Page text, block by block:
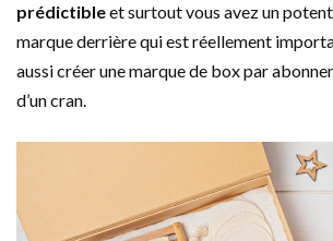
prédictibleet surtout vous avez un
marque derrière qui est réellement
aussi créer une marque de box par
d’un cran.